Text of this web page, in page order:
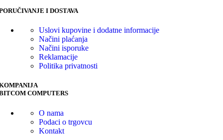
I DOSTAVA
Uslovi kupovine i dodatne informacije
Načini plaćanja
Načini isporuke
Reklamacije
Politika privatnosti
COMPUTERS
O nama
Podaci o trgovcu
Kontakt